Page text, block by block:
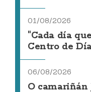
01/08/2026
"Cada día
Centro de
06/08/2026
O